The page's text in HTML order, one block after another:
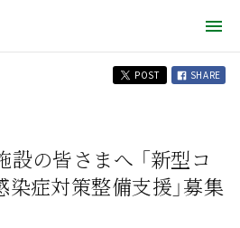
POST SHARE
の皆さまへ 「新型コ
染症対策整備支援」募集